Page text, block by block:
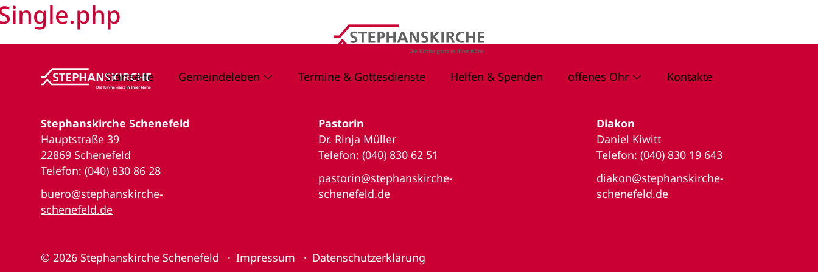
Startseite Gemeindeleben Termine & Gottesdienste Helfen & Spenden offenes Ohr Kontakte
Stephanskirche Schenefeld
Hauptstraße 39
22869 Schenefeld
Telefon: (040) 830 86 28
buero@stephanskirche-
schenefeld.de
Pastorin
Dr. Rinja Müller
Telefon: (040) 830 62 51
pastorin@stephanskirche-
schenefeld.de
Diakon
Daniel Kiwitt
Telefon: (040) 830 19 643
diakon@stephanskirche-
schenefeld.de
© 2026 Stephanskirche Schenefeld Impressum Datenschutzerklärung